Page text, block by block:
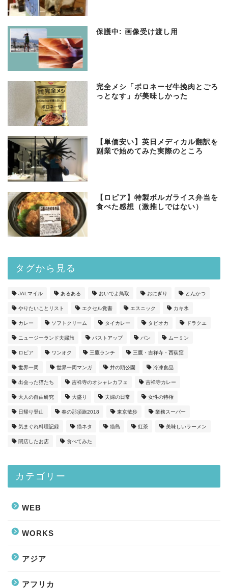
保護中: 画像受け渡し用
完全メシ「ボロネーゼ牛挽肉とごろ
っとなす」が美味しかった
【単価安い】英日メディカル翻訳を
副業で始めてみた実際のところ
【ロピア】特製ボルガライス弁当を
食べた感想（激推しではない）
タグから見る
JALマイル あるある おいでよ鳥取 おにぎり とんかつ
やりたいことリスト エクセル覚書 エスニック カキ氷
カレー ソフトクリーム タイカレー タピオカ ドラクエ
ニュージーランド夫婦旅 バストアップ パン ムーミン
ロピア ワンオク 三鷹ランチ 三鷹・吉祥寺・西荻窪
世界一周 世界一周マンガ 井の頭公園 冷凍食品
出会った猫たち 吉祥寺のオシャレカフェ 吉祥寺カレー
大人の自由研究 大盛り 夫婦の日常 女性の特権
日帰り登山 春の那須旅2018 東京散歩 業務スーパー
気まぐれ料理記録 猫ネタ 猫島 紅茶 美味しいラーメン
閉店したお店 食べてみた
カテゴリー
WEB
WORKS
アジア
アフリカ